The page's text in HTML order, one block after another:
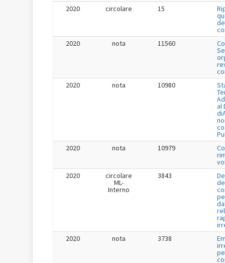
2020
circolare 15
2020
nota 11560
2020
nota 10980
al
2020
nota 10979
2020
circolare
ML-
Interno
3843
2020
nota 3738